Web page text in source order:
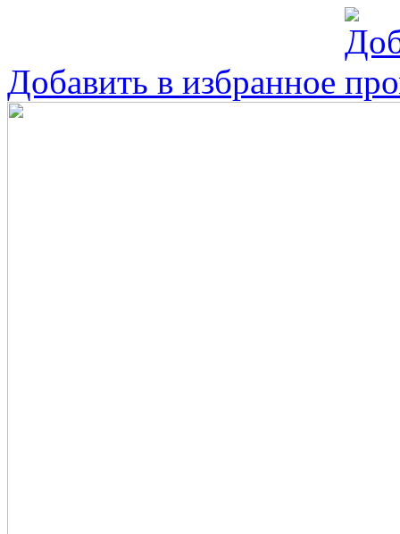
Добавить в избранное